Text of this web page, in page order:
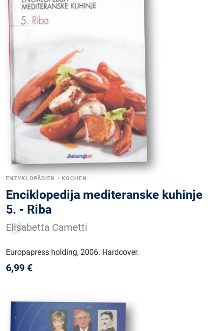
ENZYKLOPÄDIEN • KOCHEN
Enciklopedija mediteranske kuhinje
5. - Riba
Elisabetta Cametti
Europapress holding, 2006. Hardcover.
6,99 €